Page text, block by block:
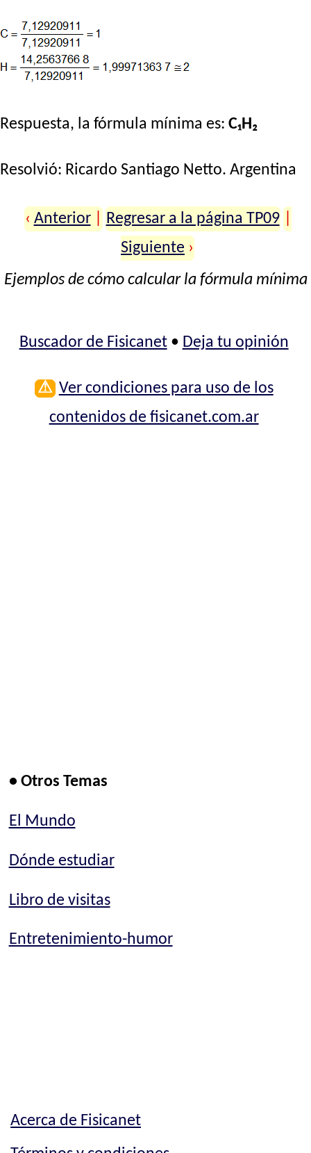
Respuesta, la fórmula mínima es: C₁H₂
Resolvió: Ricardo Santiago Netto. Argentina
‹ Anterior Regresar a la página TP09
Siguiente ›
Ejemplos de cómo calcular la fórmula mínima
Buscador de Fisicanet• Deja tu opinión
⚠ Ver condiciones para uso de los
contenidos de fisicanet.com.ar
• Otros Temas
El Mundo
Dónde estudiar
Libro de visitas
Entretenimiento-humor
Acerca de Fisicanet